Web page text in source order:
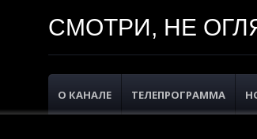
СМОТРИ, НЕ
О КАНАЛЕ ТЕЛЕПРОГРАММА